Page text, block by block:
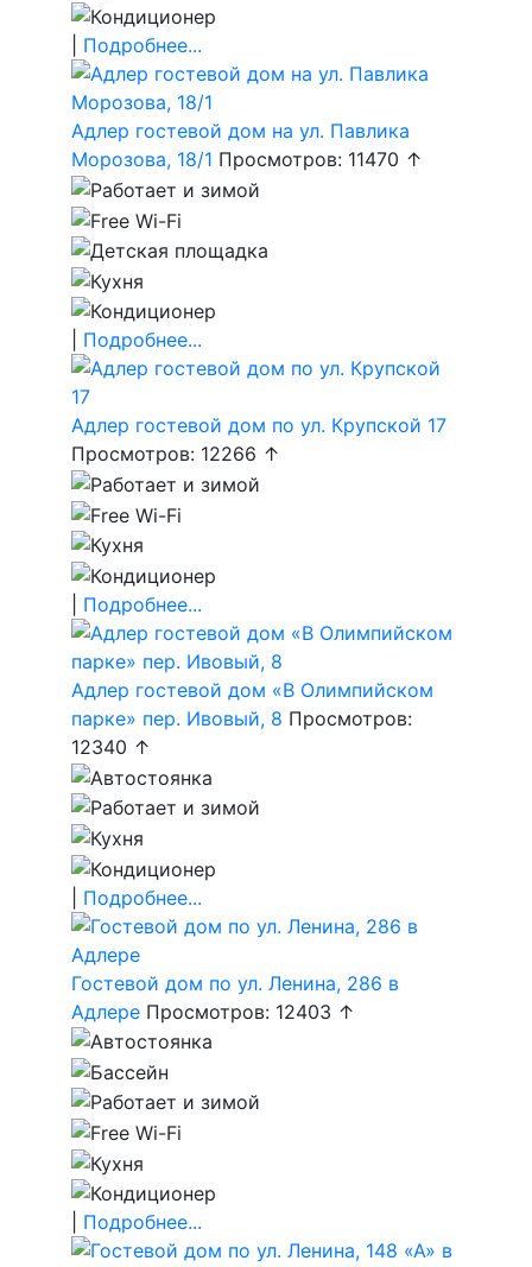
Подробнее...
Адлер гостевой дом на ул. Павлика
Морозова, 18/1 Просмотров: 11470 ↑
Подробнее...
Адлер гостевой дом по ул. Крупской 17
Просмотров: 12266 ↑
Подробнее...
Адлер гостевой дом «В Олимпийском
парке» пер. Ивовый, 8 Просмотров:
12340 ↑
Подробнее...
Гостевой дом по ул. Ленина, 286 в
Адлере Просмотров: 12403 ↑
Подробнее...